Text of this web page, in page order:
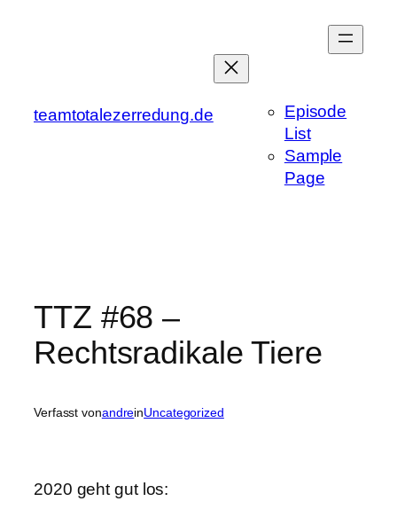
teamtotalezerredung.de
Episode
List
Sample
Page
TTZ #68 –
Rechtsradikale Tiere
Verfasst vonandreinUncategorized
2020 geht gut los: